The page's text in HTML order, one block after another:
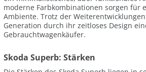
moderne Farbkombinationen sorgen für
Ambiente. Trotz der
Generation durch ihr zeitloses Design
Gebrauchtwagenkäufer.
Skoda Superb: Stärken